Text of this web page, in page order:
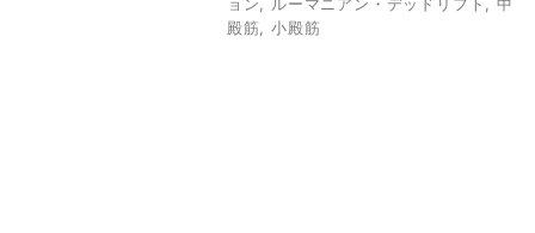
殿筋
小殿筋